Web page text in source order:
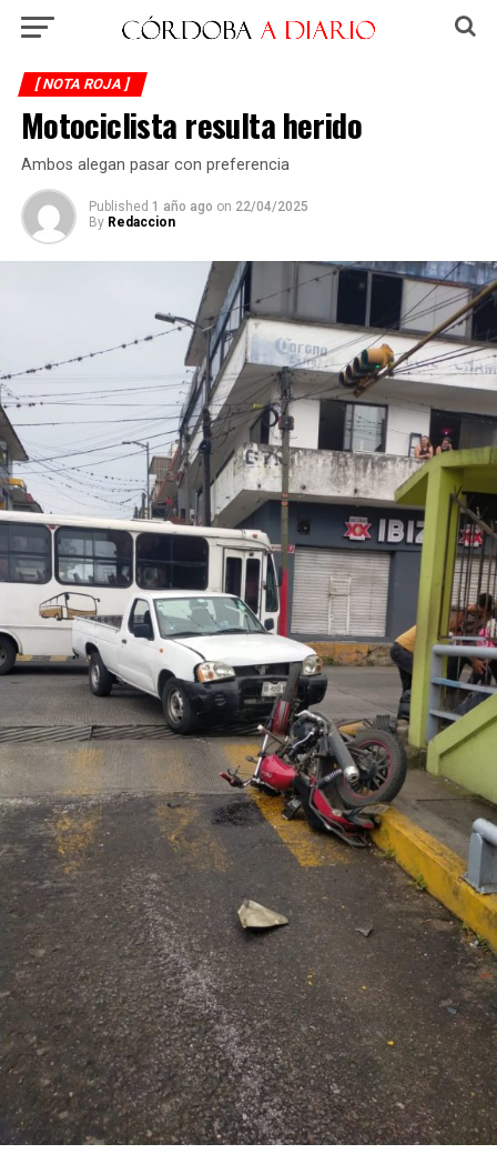
[ NOTA ROJA ]
Motociclista resulta herido
Ambos alegan pasar con preferencia
Published 1 año ago on 22/04/2025
By Redaccion